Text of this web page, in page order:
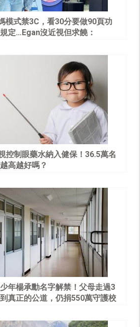
模式禁3C，看30分要做90頁功
定…Egan沒近視但求饒：
控制眼藥水納入健保！36.5萬名
高越好嗎？
年楊承勳名字解禁！父母走過3
真正的公道，仍捐550萬守護校